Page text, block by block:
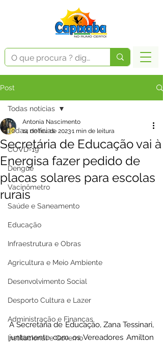
Post
Todas notícias
COVD-19
Dengue
Vacinômetro
Saúde e Saneamento
Educação
Infraestrutura e Obras
Agricultura e Meio Ambiente
Desenvolvimento Social
Desporto Cultura e Lazer
Administração e Finanças
Institucional e Governo
Todas notícias
Secretária de Educação vai à
Energisa fazer pedido de
placas solares para escolas
rurais
Antonia Nascimento
14 de fev. de 20231 min de leitura
A Secretária de Educação, Zana Tessinari,
juntamente com os Vereadores Amilton